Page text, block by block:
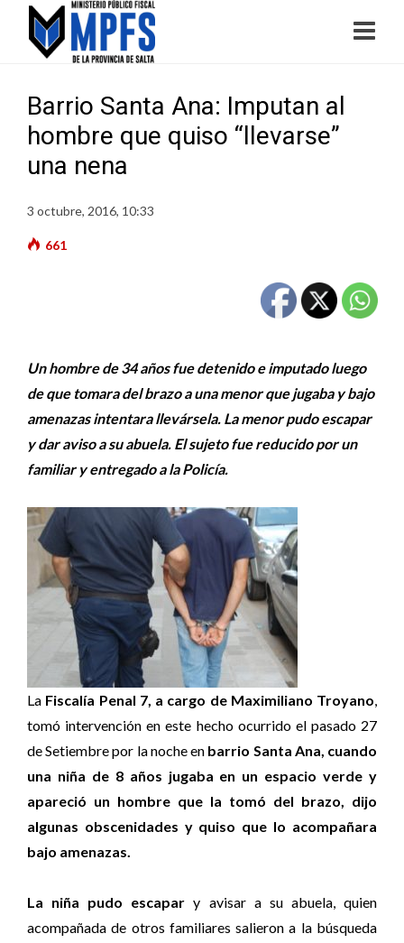
Barrio Santa Ana: Imputan al
hombre que quiso “llevarse”
una nena
3 octubre, 2016, 10:33
661
Un hombre de 34 años fue detenido e imputado luego
de que tomara del brazo a una menor que jugaba y bajo
amenazas intentara llevársela. La menor pudo escapar
y dar aviso a su abuela. El sujeto fue reducido por un
familiar y entregado a la Policía.
La Fiscalía Penal 7, a cargo de Maximiliano Troyano,
tomó intervención en este hecho ocurrido el pasado 27
de Setiembre por la noche en barrio Santa Ana, cuando
una niña de 8 años jugaba en un espacio verde y
apareció un hombre que la tomó del brazo, dijo
algunas obscenidades y quiso que lo acompañara
bajo amenazas.
La niña pudo escapar y avisar a su abuela, quien
acompañada de otros familiares salieron a la búsqueda